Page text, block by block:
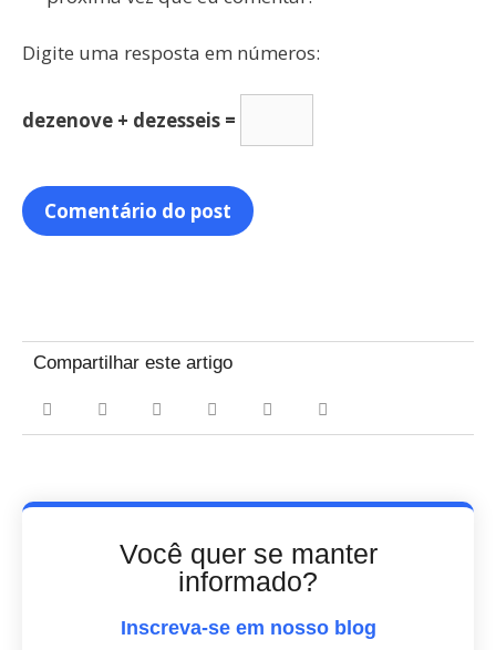
Digite uma resposta em números:
dezenove + dezesseis =
Compartilhar este artigo
Você quer se manter
informado?
Inscreva-se em nosso blog